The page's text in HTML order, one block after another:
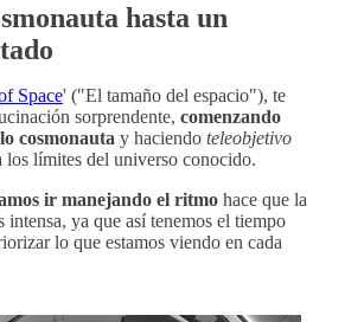
hasta un
Space' ("El tamaño del espacio"), te
sorprendente, comenzando
cosmonauta y haciendo teleobjetivo
los límites del universo conocido.
ir manejando el ritmo hace que la
intensa, ya que así tenemos el tiempo
lo que estamos viendo en cada